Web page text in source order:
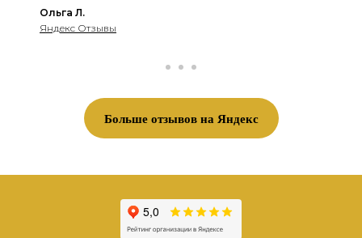
Ольга Л.
Яндекс Отзывы
Больше отзывов на Яндекс